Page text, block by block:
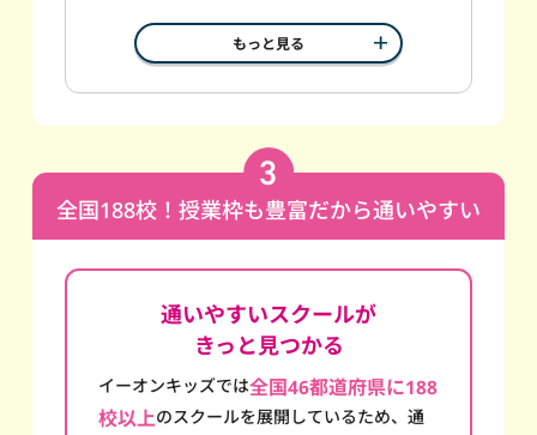
もっと見る
全国188校！授業枠も豊富だから通いやすい
通いやすいスクールが
きっと見つかる
イーオンキッズでは全国46都道府県に188
校以上のスクールを展開しているため、通